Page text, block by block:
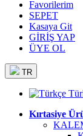
Favorilerim
SEPET
Kasaya Git
GİRİŞ YAP
ÜYE OL
TR
Kırtasiye